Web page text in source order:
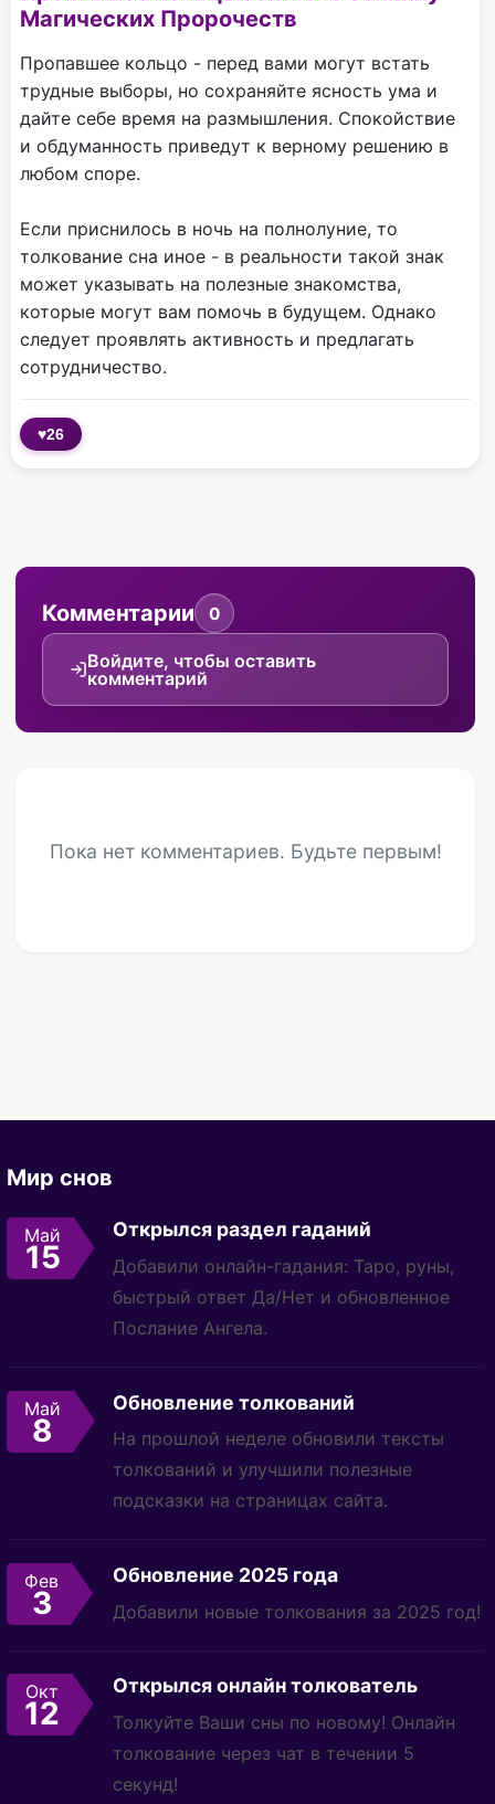
Магических Пророчеств
Пропавшее кольцо - перед вами могут встать
трудные выборы, но сохраняйте ясность ума и
дайте себе время на размышления. Спокойствие
и обдуманность приведут к верному решению в
любом споре.
Если приснилось в ночь на полнолуние, то
толкование сна иное - в реальности такой знак
может указывать на полезные знакомства,
которые могут вам помочь в будущем. Однако
следует проявлять активность и предлагать
сотрудничество.
♥26
Комментарии 0
Войдите, чтобы оставить
комментарий
Пока нет комментариев. Будьте первым!
Мир снов
Май
15
Открылся раздел гаданий
Добавили онлайн-гадания: Таро, руны,
быстрый ответ Да/Нет и обновленное
Послание Ангела.
Май
8
Обновление толкований
На прошлой неделе обновили тексты
толкований и улучшили полезные
подсказки на страницах сайта.
Фев
3
Обновление 2025 года
Добавили новые толкования за 2025 год!
Окт
12
Открылся онлайн толкователь
Толкуйте Ваши сны по новому! Онлайн
толкование через чат в течении 5
секунд!